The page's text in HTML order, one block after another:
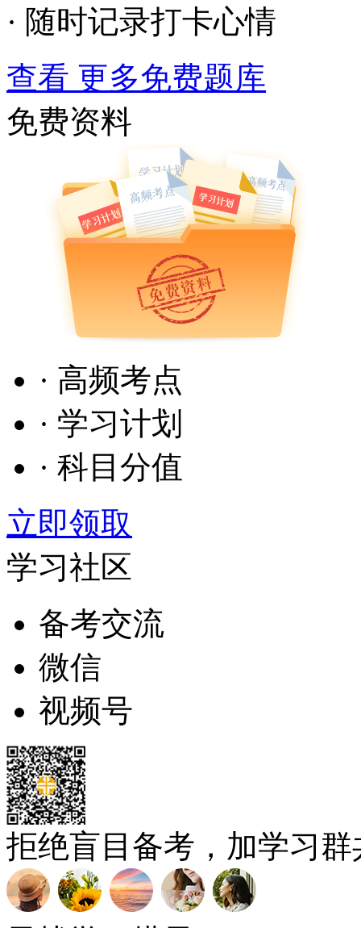
· 随时记录打卡心情
查看 更多免费题库
免费资料
· 高频考点
· 学习计划
· 科目分值
立即领取
学习社区
备考交流
微信
视频号
拒绝盲目备考，加学习